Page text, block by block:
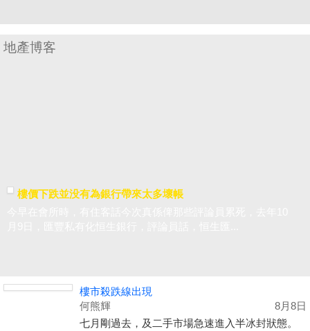
地產博客
樓價下跌並没有為銀行帶來太多壞帳
樓市殺跌線出現
何熊輝
8月8日
七月剛過去，及二手市場急速進入半冰封狀態。